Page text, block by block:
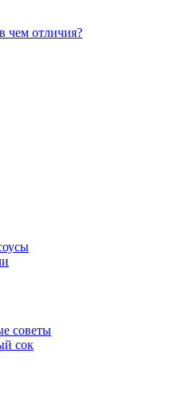
чем отличия?
советы
сок